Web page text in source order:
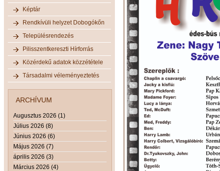
Képtár
Rendkívüli helyzet Dobogókőn
Településrendezés
Pilisszentkereszti Hírforrás
Közérdekű adatok közzététele
Társadalmi véleményeztetés
ARCHÍVUM
Augusztus 2026 (1)
Július 2026 (8)
Június 2026 (6)
Május 2026 (7)
április 2026 (3)
Március 2026 (4)